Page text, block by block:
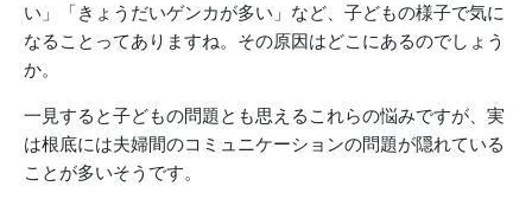
い」「きょうだいゲンカが多い」など、子どもの様子で気に
なることってありますね。その原因はどこにあるのでしょう
か。
一見すると子どもの問題とも思えるこれらの悩みですが、実
は根底には夫婦間のコミュニケーションの問題が隠れている
ことが多いそうです。